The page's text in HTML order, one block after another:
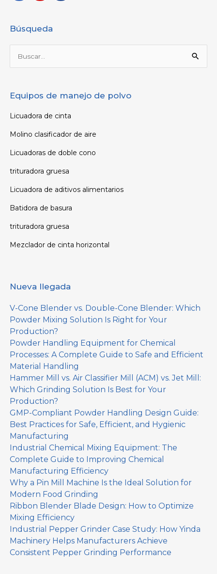
Búsqueda
Buscar
por:
Equipos de manejo de polvo
Licuadora de cinta
Molino clasificador de aire
Licuadoras de doble cono
trituradora gruesa
Licuadora de aditivos alimentarios
Batidora de basura
trituradora gruesa
Mezclador de cinta horizontal
Nueva llegada
V-Cone Blender vs. Double-Cone Blender: Which
Powder Mixing Solution Is Right for Your
Production?
Powder Handling Equipment for Chemical
Processes: A Complete Guide to Safe and Efficient
Material Handling
Hammer Mill vs. Air Classifier Mill (ACM) vs. Jet Mill:
Which Grinding Solution Is Best for Your
Production?
GMP-Compliant Powder Handling Design Guide:
Best Practices for Safe, Efficient, and Hygienic
Manufacturing
Industrial Chemical Mixing Equipment: The
Complete Guide to Improving Chemical
Manufacturing Efficiency
Why a Pin Mill Machine Is the Ideal Solution for
Modern Food Grinding
Ribbon Blender Blade Design: How to Optimize
Mixing Efficiency
Industrial Pepper Grinder Case Study: How Yinda
Machinery Helps Manufacturers Achieve
Consistent Pepper Grinding Performance